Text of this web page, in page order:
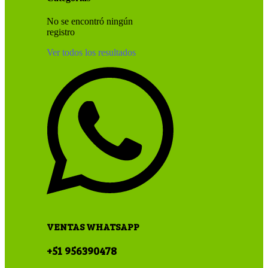
No se encontró ningún
registro
Ver todos los resultados
VENTAS WHATSAPP
+51 956390478